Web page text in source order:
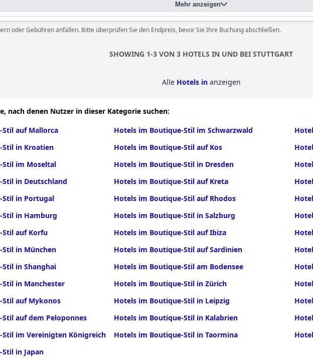
Mehr anzeigen
oder Gebühren anfallen. Bitte überprüfen Sie den Endpreis, bevor Sie Ihre Buchung abschließen.
SHOWING 1-3 VON 3 HOTELS IN UND BEI STUTTGART
Alle Hotels in anzeigen
nach denen Nutzer in dieser Kategorie suchen:
auf Mallorca
Hotels im Boutique-Stil im Schwarzwald
in Kroatien
Hotels im Boutique-Stil auf Kos
im Moseltal
Hotels im Boutique-Stil in Dresden
in Deutschland
Hotels im Boutique-Stil auf Kreta
Stil in Portugal
Hotels im Boutique-Stil auf Rhodos
in Hamburg
Hotels im Boutique-Stil in Salzburg
auf Korfu
Hotels im Boutique-Stil auf Ibiza
in München
Hotels im Boutique-Stil auf Sardinien
in Shanghai
Hotels im Boutique-Stil am Bodensee
in Manchester
Hotels im Boutique-Stil in Zürich
auf Mykonos
Hotels im Boutique-Stil in Leipzig
auf dem Peloponnes
Hotels im Boutique-Stil in Kalabrien
im Vereinigten Königreich
Hotels im Boutique-Stil in Taormina
in Japan